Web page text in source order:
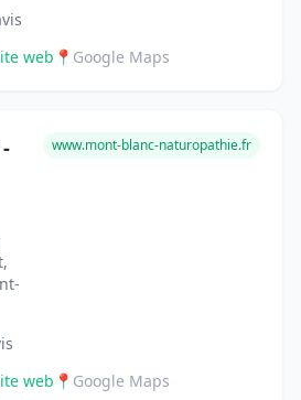
web 📍 Google Maps
www.mont-blanc-naturopathie.fr
web 📍 Google Maps